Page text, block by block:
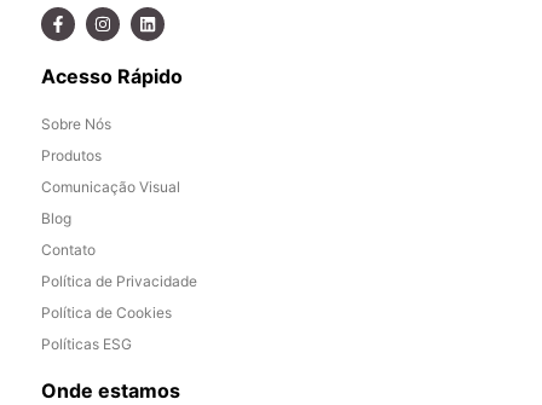
Acesso Rápido
Sobre Nós
Produtos
Comunicação Visual
Blog
Contato
Política de Privacidade
Política de Cookies
Políticas ESG
Onde estamos